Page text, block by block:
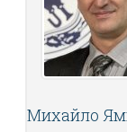
Михайло